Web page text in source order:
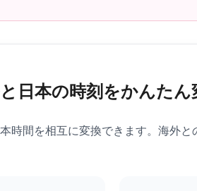
日本の時刻をかんたん
時間を相互に変換できます。海外と